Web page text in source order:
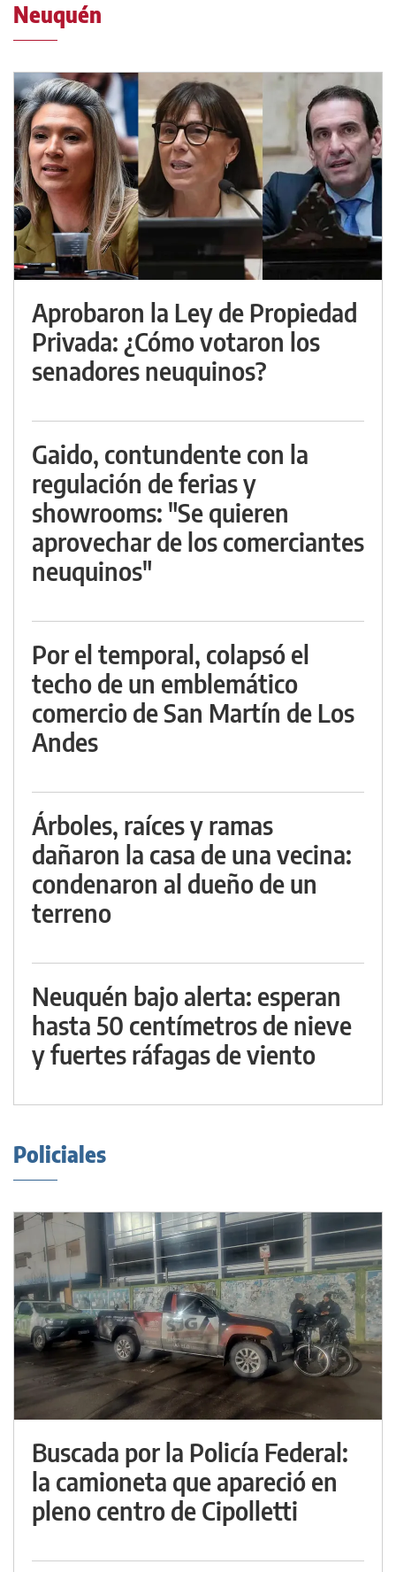
Neuquén
Aprobaron la Ley de Propiedad
Privada: ¿Cómo votaron los
senadores neuquinos?
Gaido, contundente con la
regulación de ferias y
showrooms: "Se quieren
aprovechar de los comerciantes
neuquinos"
Por el temporal, colapsó el
techo de un emblemático
comercio de San Martín de Los
Andes
Árboles, raíces y ramas
dañaron la casa de una vecina:
condenaron al dueño de un
terreno
Neuquén bajo alerta: esperan
hasta 50 centímetros de nieve
y fuertes ráfagas de viento
Policiales
Buscada por la Policía Federal:
la camioneta que apareció en
pleno centro de Cipolletti